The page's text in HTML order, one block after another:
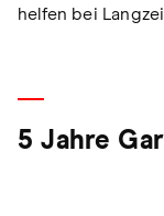
helfen bei
5 Jahre